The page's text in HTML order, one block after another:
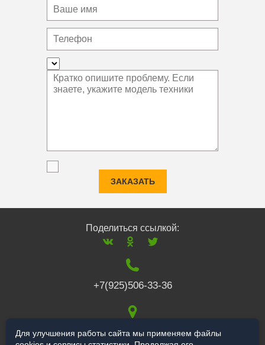
ЗАКАЗАТЬ
Поделиться ссылкой:
+7(925)506-33-36
117519,г. Москва,
Для улучшения работы сайта мы применяем файлы